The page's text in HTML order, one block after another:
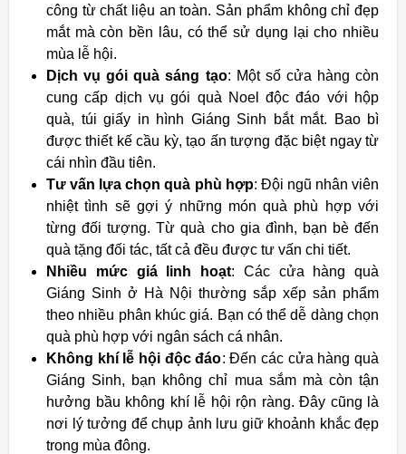
công từ chất liệu an toàn. Sản phẩm không chỉ đẹp
mắt mà còn bền lâu, có thể sử dụng lại cho nhiều
mùa lễ hội.
Dịch vụ gói quà sáng tạo: Một số cửa hàng còn
cung cấp dịch vụ gói quà Noel độc đáo với hộp
quà, túi giấy in hình Giáng Sinh bắt mắt. Bao bì
được thiết kế cầu kỳ, tạo ấn tượng đặc biệt ngay từ
cái nhìn đầu tiên.
Tư vấn lựa chọn quà phù hợp: Đội ngũ nhân viên
nhiệt tình sẽ gợi ý những món quà phù hợp với
từng đối tượng. Từ quà cho gia đình, bạn bè đến
quà tặng đối tác, tất cả đều được tư vấn chi tiết.
Nhiều mức giá linh hoạt: Các cửa hàng quà
Giáng Sinh ở Hà Nội thường sắp xếp sản phẩm
theo nhiều phân khúc giá. Bạn có thể dễ dàng chọn
quà phù hợp với ngân sách cá nhân.
Không khí lễ hội độc đáo: Đến các cửa hàng quà
Giáng Sinh, bạn không chỉ mua sắm mà còn tận
hưởng bầu không khí lễ hội rộn ràng. Đây cũng là
nơi lý tưởng để chụp ảnh lưu giữ khoảnh khắc đẹp
trong mùa đông.